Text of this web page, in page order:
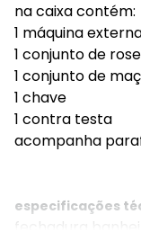
na caixa contém:
1 máquina
1 conjunto de
1 conjunto de
1 chave
1 contra testa
acompanha
especificações
fechadura